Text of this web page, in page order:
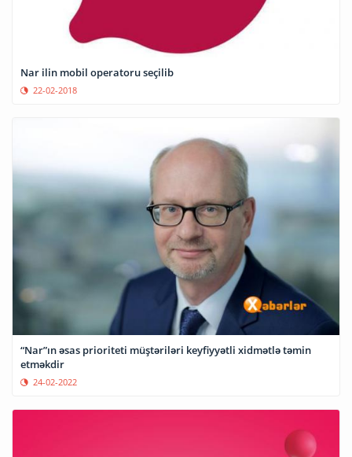
Nar ilin mobil operatoru seçilib
22-02-2018
“Nar”ın əsas prioriteti müştəriləri keyfiyyətli xidmətlə təmin
etməkdir
24-02-2022